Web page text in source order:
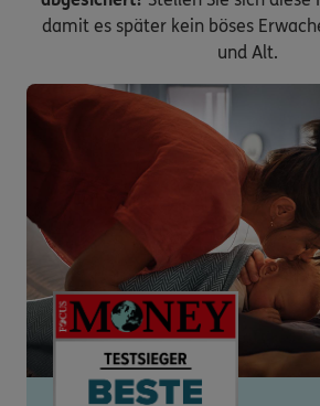
damit es später kein böses
und Alt.